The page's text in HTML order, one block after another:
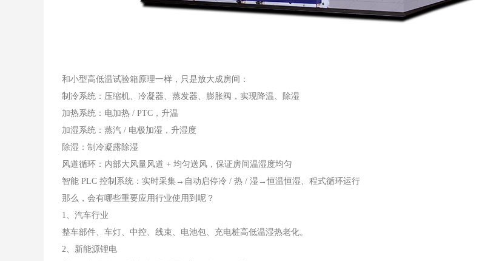
和小型高低温试验箱原理一样，只是放大成房间：
制冷系统：压缩机、冷凝器、蒸发器、膨胀阀，实现降温、除湿
加热系统：电加热 / PTC，升温
加湿系统：蒸汽 / 电极加湿，升湿度
除湿：制冷凝露除湿
风道循环：内部大风量风道 + 均匀送风，保证房间温湿度均匀
智能 PLC 控制系统：实时采集→自动启停冷 / 热 / 湿→恒温恒湿、程式循环运行
那么，会有哪些重要应用行业使用到呢？
1、汽车行业
整车部件、车灯、中控、线束、电池包、充电桩高低温湿热老化。
2、新能源锂电